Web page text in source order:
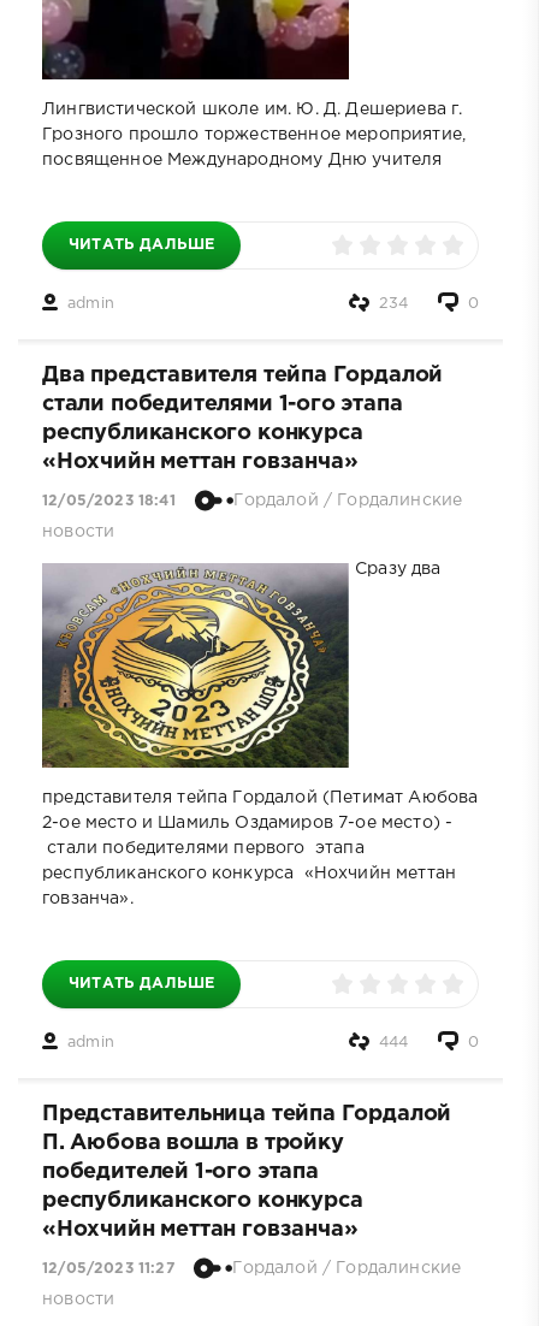
Лингвистической школе им. Ю. Д. Дешериева г.
Грозного прошло торжественное мероприятие,
посвященное Международному Дню учителя
ЧИТАТЬ ДАЛЬШЕ
admin 0
234
Два представителя тейпа Гордалой
стали победителями 1-ого этапа
республиканского конкурса
«Нохчийн меттан говзанча»
12/05/2023 18:41 Гордалой / Гордалинские
новости
Сразу два
представителя тейпа Гордалой (Петимат Аюбова
2-ое место и Шамиль Оздамиров 7-ое место) -
стали победителями первого этапа
республиканского конкурса «Нохчийн меттан
говзанча».
ЧИТАТЬ ДАЛЬШЕ
admin 0
444
Представительница тейпа Гордалой
П. Аюбова вошла в тройку
победителей 1-ого этапа
республиканского конкурса
«Нохчийн меттан говзанча»
12/05/2023 11:27 Гордалой / Гордалинские
новости